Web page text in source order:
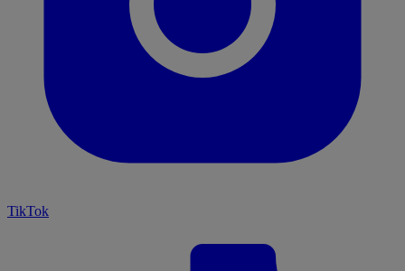
TikTok